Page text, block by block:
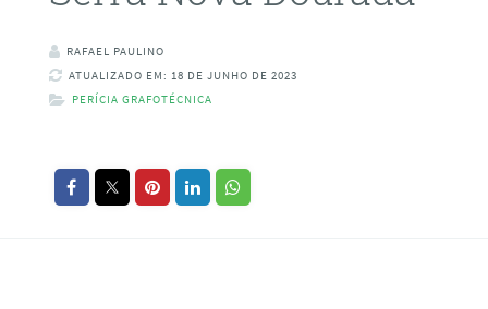
RAFAEL PAULINO
ATUALIZADO EM: 18 DE JUNHO DE 2023
PERÍCIA GRAFOTÉCNICA